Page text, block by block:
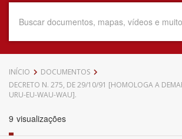
Data do Documento
INÍCIO
DOCUMENTOS
DECRETO N. 275, DE 29/10/91 [HOMOLOGA A
URU-EU-WAU-WAU].
9 visualizações